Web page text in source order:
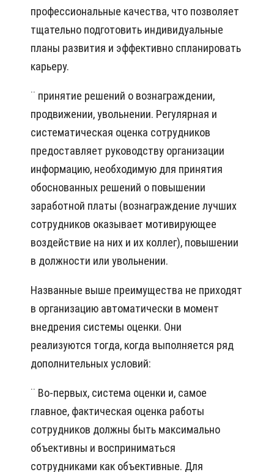
профессиональные качества, что позволяет
тщательно подготовить индивидуальные
планы развития и эффективно спланировать
карьеру.
¨ принятие решений о вознаграждении,
продвижении, увольнении. Регулярная и
систематическая оценка сотрудников
предоставляет руководству организации
информацию, необходимую для принятия
обоснованных решений о повышении
заработной платы (вознаграждение лучших
сотрудников оказывает мотивирующее
воздействие на них и их коллег), повышении
в должности или увольнении.
Названные выше преимущества не приходят
в организацию автоматически в момент
внедрения системы оценки. Они
реализуются тогда, когда выполняется ряд
дополнительных условий:
¨ Во-первых, система оценки и, самое
главное, фактическая оценка работы
сотрудников должны быть максимально
объективны и восприниматься
сотрудниками как объективные. Для